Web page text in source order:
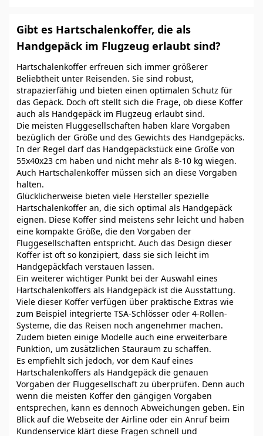
Gibt es Hartschalenkoffer, die als
Handgepäck im Flugzeug erlaubt sind?
Hartschalenkoffer erfreuen sich immer größerer
Beliebtheit unter Reisenden. Sie sind robust,
strapazierfähig und bieten einen optimalen Schutz für
das Gepäck. Doch oft stellt sich die Frage, ob diese Koffer
auch als Handgepäck im Flugzeug erlaubt sind.
Die meisten Fluggesellschaften haben klare Vorgaben
bezüglich der Größe und des Gewichts des Handgepäcks.
In der Regel darf das Handgepäckstück eine Größe von
55x40x23 cm haben und nicht mehr als 8-10 kg wiegen.
Auch Hartschalenkoffer müssen sich an diese Vorgaben
halten.
Glücklicherweise bieten viele Hersteller spezielle
Hartschalenkoffer an, die sich optimal als Handgepäck
eignen. Diese Koffer sind meistens sehr leicht und haben
eine kompakte Größe, die den Vorgaben der
Fluggesellschaften entspricht. Auch das Design dieser
Koffer ist oft so konzipiert, dass sie sich leicht im
Handgepäckfach verstauen lassen.
Ein weiterer wichtiger Punkt bei der Auswahl eines
Hartschalenkoffers als Handgepäck ist die Ausstattung.
Viele dieser Koffer verfügen über praktische Extras wie
zum Beispiel integrierte TSA-Schlösser oder 4-Rollen-
Systeme, die das Reisen noch angenehmer machen.
Zudem bieten einige Modelle auch eine erweiterbare
Funktion, um zusätzlichen Stauraum zu schaffen.
Es empfiehlt sich jedoch, vor dem Kauf eines
Hartschalenkoffers als Handgepäck die genauen
Vorgaben der Fluggesellschaft zu überprüfen. Denn auch
wenn die meisten Koffer den gängigen Vorgaben
entsprechen, kann es dennoch Abweichungen geben. Ein
Blick auf die Webseite der Airline oder ein Anruf beim
Kundenservice klärt diese Fragen schnell und